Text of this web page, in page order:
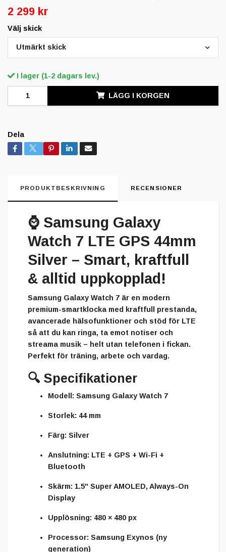
2 299 kr
Välj skick
Utmärkt skick
I lager (1-2 dagars lev.)
LÄGG I KORGEN
Dela
PRODUKTBESKRIVNING RECENSIONER
⌚ Samsung Galaxy
Watch 7 LTE GPS 44mm
Silver – Smart, kraftfull
& alltid uppkopplad!
Samsung Galaxy Watch 7 är en modern
premium-smartklocka med kraftfull prestanda,
avancerade hälsofunktioner och stöd för LTE
så att du kan ringa, ta emot notiser och
streama musik – helt utan telefonen i fickan.
Perfekt för träning, arbete och vardag.
🔍 Specifikationer
Modell: Samsung Galaxy Watch 7
Storlek: 44 mm
Färg: Silver
Anslutning: LTE + GPS + Wi-Fi +
Bluetooth
Skärm: 1.5″ Super AMOLED, Always-On
Display
Upplösning: 480 × 480 px
Processor: Samsung Exynos (ny
generation)